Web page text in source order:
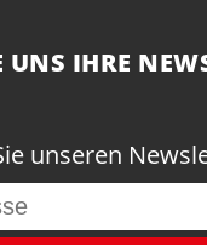
UNS IHRE
unseren